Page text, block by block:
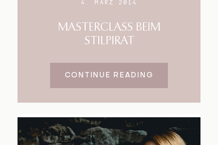
4. MÄRZ 2014
MASTERCLASS BEIM
STILPIRAT
CONTINUE READING